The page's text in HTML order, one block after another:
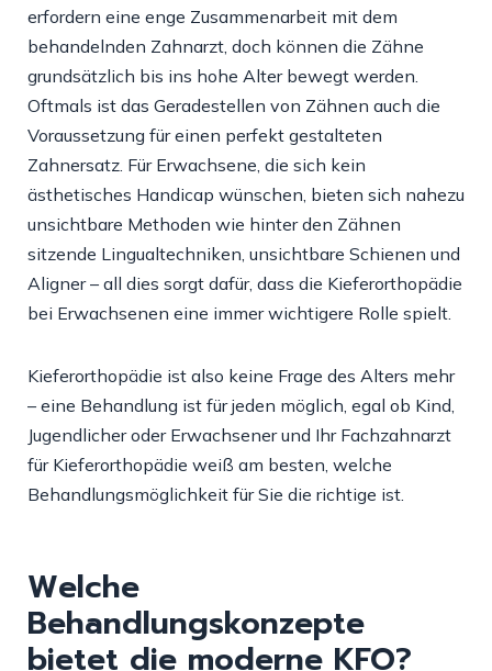
erfordern eine enge Zusammenarbeit mit dem
behandelnden Zahnarzt, doch können die Zähne
grundsätzlich bis ins hohe Alter bewegt werden.
Oftmals ist das Geradestellen von Zähnen auch die
Voraussetzung für einen perfekt gestalteten
Zahnersatz. Für Erwachsene, die sich kein
ästhetisches Handicap wünschen, bieten sich nahezu
unsichtbare Methoden wie hinter den Zähnen
sitzende Lingualtechniken, unsichtbare Schienen und
Aligner – all dies sorgt dafür, dass die Kieferorthopädie
bei Erwachsenen eine immer wichtigere Rolle spielt.
Kieferorthopädie ist also keine Frage des Alters mehr
– eine Behandlung ist für jeden möglich, egal ob Kind,
Jugendlicher oder Erwachsener und Ihr Fachzahnarzt
für Kieferorthopädie weiß am besten, welche
Behandlungsmöglichkeit für Sie die richtige ist.
Welche
Behandlungskonzepte
bietet die moderne KFO?